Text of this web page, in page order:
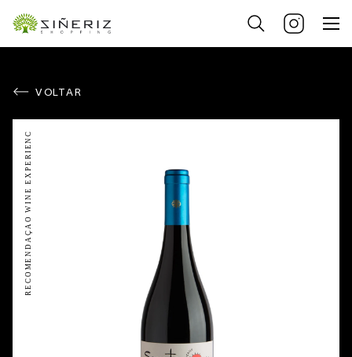
VOLTAR